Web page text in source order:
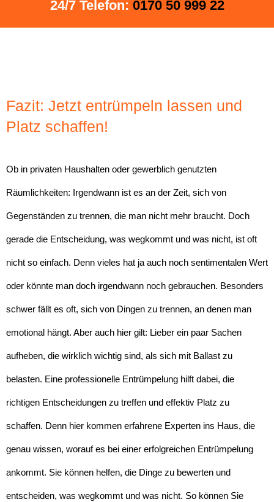
24/7 Telefon: 0170 50 999 22
Fazit: Jetzt entrümpeln lassen und
Platz schaffen!
Ob in privaten Haushalten oder gewerblich genutzten
Räumlichkeiten: Irgendwann ist es an der Zeit, sich von
Gegenständen zu trennen, die man nicht mehr braucht. Doch
gerade die Entscheidung, was wegkommt und was nicht, ist oft
nicht so einfach. Denn vieles hat ja auch noch sentimentalen Wert
oder könnte man doch irgendwann noch gebrauchen. Besonders
schwer fällt es oft, sich von Dingen zu trennen, an denen man
emotional hängt. Aber auch hier gilt: Lieber ein paar Sachen
aufheben, die wirklich wichtig sind, als sich mit Ballast zu
belasten. Eine professionelle Entrümpelung hilft dabei, die
richtigen Entscheidungen zu treffen und effektiv Platz zu
schaffen. Denn hier kommen erfahrene Experten ins Haus, die
genau wissen, worauf es bei einer erfolgreichen Entrümpelung
ankommt. Sie können helfen, die Dinge zu bewerten und
entscheiden, was wegkommt und was nicht. So können Sie